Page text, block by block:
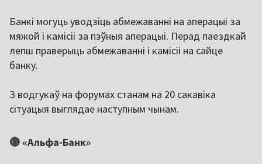
Банкі могуць уводзіць абмежаванні на аперацыі за
мяжой і камісіі за пэўныя аперацыі. Перад паездкай
лепш праверыць абмежаванні і камісіі на сайце
банку.
З водгукаў на форумах станам на 20 сакавіка
сітуацыя выглядае наступным чынам.
🔴 «Альфа-Банк»